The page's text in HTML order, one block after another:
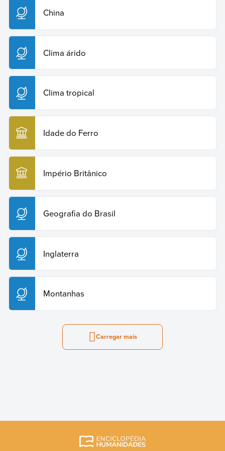
China
Clima árido
Clima tropical
Idade do Ferro
Império Britânico
Geografia do Brasil
Inglaterra
Montanhas
Carregar mais